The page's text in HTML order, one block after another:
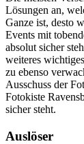
Lösungen an,
Ganze ist, desto
Events mit
absolut sicher
weiteres
zu ebenso
Ausschuss der
Fotokiste
sicher steht.
Auslöser